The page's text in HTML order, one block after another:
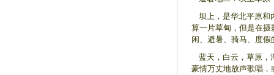
坝上，是华北平原和
算一片草甸，但是在
闲、避暑、骑马、度
蓝天，白云，草原，
豪情万丈地放声歌唱